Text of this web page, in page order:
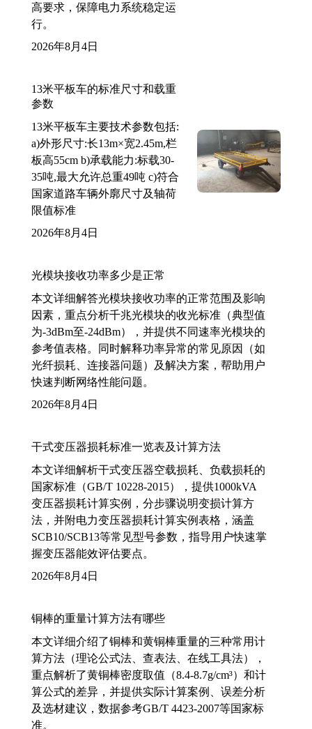
高要求，保障电力系统稳定运
行。
2026年8月4日
13米平板车的标准尺寸和载重
参数
13米平板车主要技术参数包括:
a)外形尺寸:长13m×宽2.45m,栏
板高55cm b)承载能力:标载30-
35吨,最大允许总重49吨 c)符合
国家道路车辆外廓尺寸及轴荷
限值标准
2026年8月4日
光模块接收功率多少是正常
本文详细解答光模块接收功率的正常范围及影响
因素，重点分析千兆光模块的收光标准（典型值
为-3dBm至-24dBm），并提供不同速率光模块的
参考值表格。同时解释功率异常的常见原因（如
光纤损耗、连接器问题）及解决方案，帮助用户
快速判断网络性能问题。
2026年8月4日
干式变压器损耗标准一览表及计算方法
本文详细解析干式变压器空载损耗、负载损耗的
国家标准（GB/T 10228-2015），提供1000kVA
变压器损耗计算实例，分步骤说明变损计算方
法，并附电力变压器损耗计算实例表格，涵盖
SCB10/SCB13等常见型号参数，指导用户快速掌
握变压器能效评估要点。
2026年8月4日
铜棒的重量计算方法有哪些
本文详细介绍了铜棒和黄铜棒重量的三种常用计
算方法（理论公式法、查表法、在线工具法），
重点解析了黄铜棒密度取值（8.4-8.7g/cm³）和计
算公式的差异，并提供实际计算案例、误差分析
及选材建议，数据参考GB/T 4423-2007等国家标
准。